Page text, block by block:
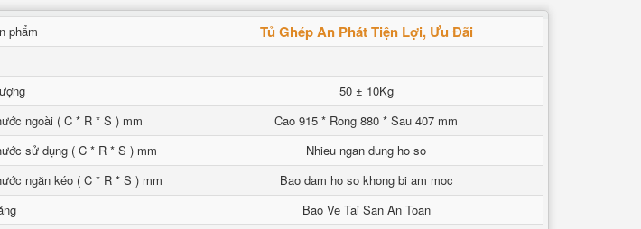
phẩm Tủ Ghép An Phát Tiện Lợi, Ưu Đãi
50 ± 10Kg
ngoài ( C * R * S ) mm
Cao 915 * Rong 880 * Sau 407 mm
sử dụng ( C * R * S ) mm
Nhieu ngan dung ho so
ngăn kéo ( C * R * S ) mm
Bao dam ho so khong bi am moc
Bao Ve Tai San An Toan